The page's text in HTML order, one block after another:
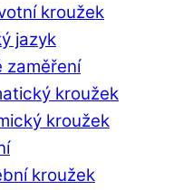
kroužek
jazyk
zaměření
kroužek
kroužek
kroužek